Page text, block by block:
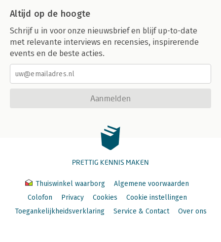
Altijd op de hoogte
Schrijf u in voor onze nieuwsbrief en blijf up-to-date
met relevante interviews en recensies, inspirerende
events en de beste acties.
Aanmelden
PRETTIG KENNIS MAKEN
Thuiswinkel waarborg
Algemene voorwaarden
Colofon
Privacy Cookies
Cookie instellingen
Toegankelijkheidsverklaring
Service & Contact Over ons